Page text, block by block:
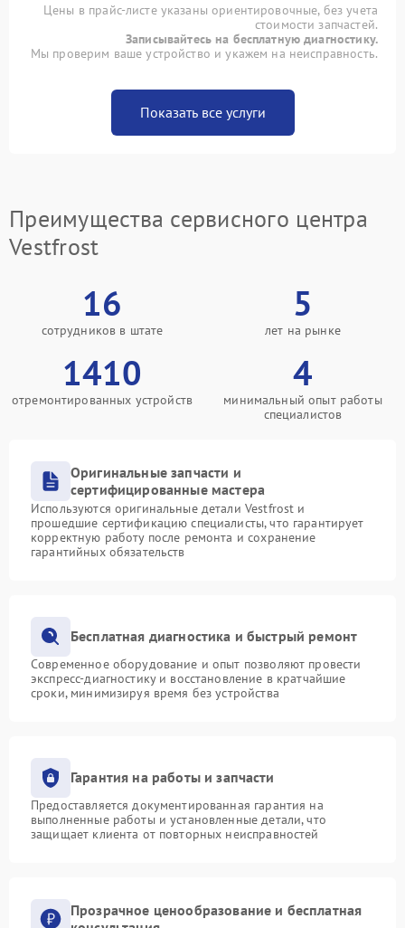
Цены в прайс-листе указаны ориентировочные, без учета
стоимости запчастей.
Записывайтесь на бесплатную диагностику.
Мы проверим ваше устройство и укажем на неисправность.
Показать все услуги
Преимущества сервисного центра
Vestfrost
16
сотрудников в штате
5
лет на рынке
1410
отремонтированных устройств
4
минимальный опыт работы
специалистов
Оригинальные запчасти и
сертифицированные мастера
Используются оригинальные детали Vestfrost и
прошедшие сертификацию специалисты, что гарантирует
корректную работу после ремонта и сохранение
гарантийных обязательств
Бесплатная диагностика и быстрый ремонт
Современное оборудование и опыт позволяют провести
экспресс-диагностику и восстановление в кратчайшие
сроки, минимизируя время без устройства
Гарантия на работы и запчасти
Предоставляется документированная гарантия на
выполненные работы и установленные детали, что
защищает клиента от повторных неисправностей
Прозрачное ценообразование и бесплатная